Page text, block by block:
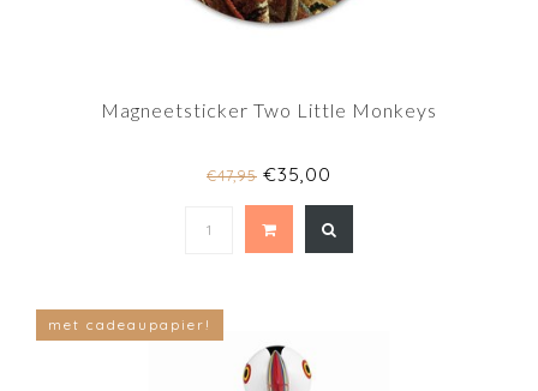
Magneetsticker Two Little Monkeys
€47,95 €35,00
met cadeaupapier!